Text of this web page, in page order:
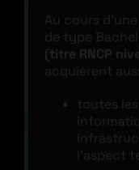
Au cours
de type
(titre RNCP
acquièrent
toutes
l’aspect